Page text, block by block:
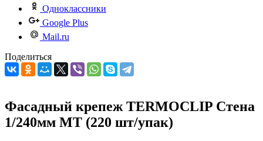
Одноклассники
Google Plus
Mail.ru
Поделиться
Фасадный крепеж TERMOCLIP Стена
1/240мм MT (220 шт/упак)